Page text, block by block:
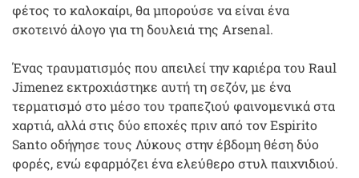
φέτος το καλοκαίρι, θα μπορούσε να είναι ένα
σκοτεινό άλογο για τη δουλειά της Arsenal.
Ένας τραυματισμός που απειλεί την καριέρα του Raul
Jimenez εκτροχιάστηκε αυτή τη σεζόν, με ένα
τερματισμό στο μέσο του τραπεζιού φαινομενικά στα
χαρτιά, αλλά στις δύο εποχές πριν από τον Espirito
Santo οδήγησε τους Λύκους στην έβδομη θέση δύο
φορές, ενώ εφαρμόζει ένα ελεύθερο στυλ παιχνιδιού.